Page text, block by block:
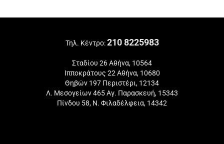
Τηλ. Κέντρο:210 8225983
Σταδίου 26 Αθήνα, 10564
Ιπποκράτους 22 Αθήνα, 10680
Θηβών 197 Περιστέρι, 12134
Λ. Μεσογείων 465 Αγ. Παρασκευή, 15343
Πίνδου 58, Ν. Φιλαδέλφεια, 14342